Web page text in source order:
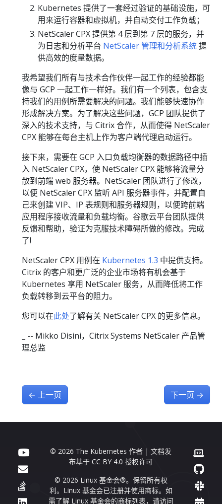
Kubernetes 提供了一套经过验证的基础设施，可
用来运行容器和虚拟机，并自动交付工作负载；
NetScaler CPX 提供第 4 层到第 7 层的服务，并
为日志和分析平台 NetScaler 管理和分析系统提
供高效的度量数据。
我希望我们所有与技术合作伙伴一起工作的经验都能
像与 GCP 一起工作一样好。我们有一个列表，包含支
持我们的用例所需要解决的问题。我们能够快速协作
形成解决方案。为了解决这些问题，GCP 团队提供了
深入的技术支持，与 Citrix 合作，从而使得 NetScaler
CPX 能够在每台主机上作为客户端代理启动运行。
接下来，需要在 GCP 入口负载均衡器的数据路径中插
入 NetScaler CPX，使 NetScaler CPX 能够将流量分
散到前端 web 服务器。NetScaler 团队进行了修改，
以便 NetScaler CPX 监听 API 服务器事件，并配置自
己来创建 VIP、IP 表规则和服务器规则，以便跨前端
应用程序接收流量和负载均衡。谷歌云平台团队提供
反馈和帮助，验证为克服技术障碍所做的修改。完成
了!
NetScaler CPX 用例在 Kubernetes 1.3 中提供支持。
Citrix 的客户和更广泛的企业市场将有机会基于
Kubernetes 享用 NetScaler 服务，从而降低将工作
负载转移到云平台的阻力。
您可以在此处了解有关 NetScaler CPX 的更多信息。
_ -- Mikko Disini，Citrix Systems NetScaler 产品管
理总监
← 上一页 下一页 →
© 2026 The Kubernetes 作者 | 文档发
布基于CC BY 4.0 授权许可
© 2026 Linux 基金会®。保留所有权
利。Linux 基金会已注册并使用商标。如
需了解 Linux 基金会的商标列表，请访问